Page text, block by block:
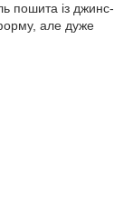
пошита із джинс-
але дуже